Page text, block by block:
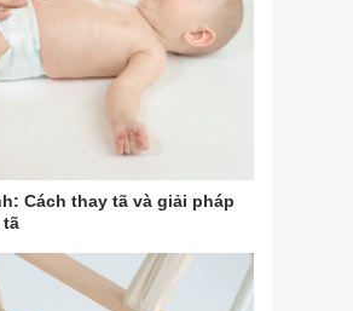
Cách thay tã và giải pháp
tã